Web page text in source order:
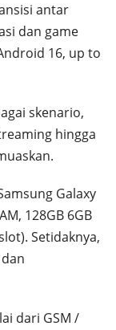
antar
dan game
16, up to
skenario,
hingga
Galaxy
128GB 6GB
Setidaknya,
dari GSM /